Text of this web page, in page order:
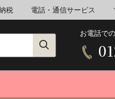
税 電話・通信サービス
お電話で